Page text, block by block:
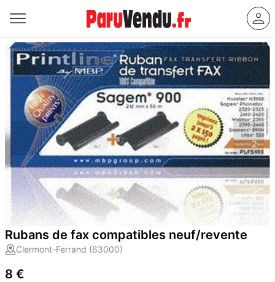
Rubans de fax compatibles neuf/revente
Clermont-Ferrand (63000)
8 €